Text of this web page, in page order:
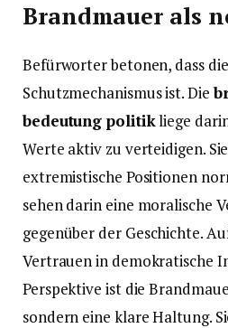
Brandmauer als
Befürworter betonen, dass
Schutzmechanismus ist. Die
bedeutung politikliege
Werte aktiv zu verteidigen.
extremistische Positionen
sehen darin eine moralische
gegenüber der Geschichte.
Vertrauen in demokratische
Perspektive ist die
sondern eine klare Haltung.